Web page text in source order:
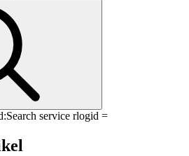
Search service rlogid =